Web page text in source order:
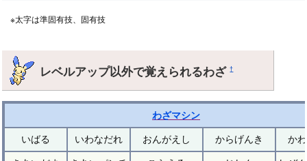
※太字は準固有技、固有技
レベルアップ以外で覚えられるわざ†
わざマシン
いばる いわなだれ おんがえし からげんき か